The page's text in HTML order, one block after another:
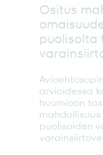
Ositus
puolisolta
arvioidessa
huomioon
puolisoiden